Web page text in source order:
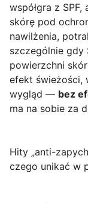
współgra z
skórę pod
nawilżenia,
szczególnie gdy
powierzchni
efekt świeżości,
wygląd — bez
ma na sobie za
Hity „anti-
czego unikać w